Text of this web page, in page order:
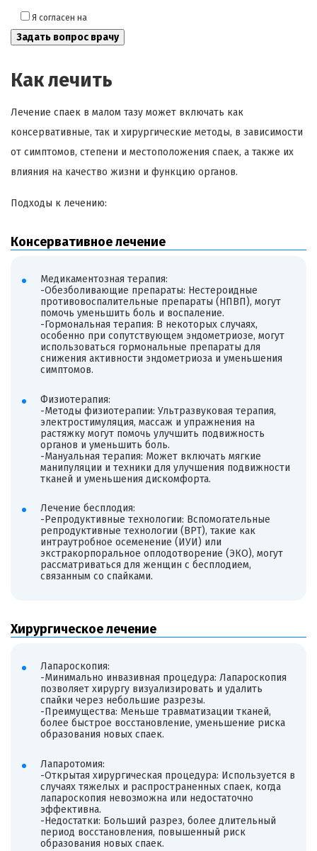
Я согласен на
Как лечить
Лечение спаек в малом тазу может включать как
консервативные, так и хирургические методы, в зависимости
от симптомов, степени и местоположения спаек, а также их
влияния на качество жизни и функцию органов.
Подходы к лечению:
Консервативное лечение
Медикаментозная терапия:
-Обезболивающие препараты: Нестероидные
противовоспалительные препараты (НПВП), могут
помочь уменьшить боль и воспаление.
-Гормональная терапия: В некоторых случаях,
особенно при сопутствующем эндометриозе, могут
использоваться гормональные препараты для
снижения активности эндометриоза и уменьшения
симптомов.
Физиотерапия:
-Методы физиотерапии: Ультразвуковая терапия,
электростимуляция, массаж и упражнения на
растяжку могут помочь улучшить подвижность
органов и уменьшить боль.
-Мануальная терапия: Может включать мягкие
манипуляции и техники для улучшения подвижности
тканей и уменьшения дискомфорта.
Лечение бесплодия:
-Репродуктивные технологии: Вспомогательные
репродуктивные технологии (ВРТ), такие как
интраутробное осеменение (ИУИ) или
экстракорпоральное оплодотворение (ЭКО), могут
рассматриваться для женщин с бесплодием,
связанным со спайками.
Хирургическое лечение
Лапароскопия:
-Минимально инвазивная процедура: Лапароскопия
позволяет хирургу визуализировать и удалить
спайки через небольшие разрезы.
-Преимущества: Меньше травматизации тканей,
более быстрое восстановление, уменьшение риска
образования новых спаек.
Лапаротомия:
-Открытая хирургическая процедура: Используется в
случаях тяжелых и распространенных спаек, когда
лапароскопия невозможна или недостаточно
эффективна.
-Недостатки: Больший разрез, более длительный
период восстановления, повышенный риск
образования новых спаек.